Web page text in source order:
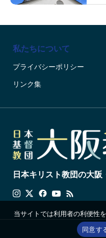
私たちについて
プライバシーポリシー
リンク集
日本キリスト教団の大
当サイトでは利用者の利便性
同意す